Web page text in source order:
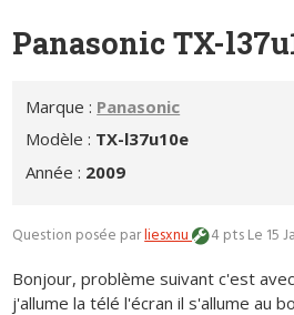
Panasonic TX-
Marque : Panasonic
Modèle : TX-l37u10e
Année : 2009
Question posée parliesxnu 4 ptsLe 15
Bonjour, problème suivant c'est
j'allume la télé l'écran il s'allume au